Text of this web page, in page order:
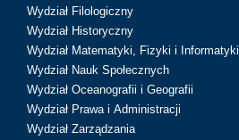
Wydział Filologiczny
Wydział Historyczny
Wydział Matematyki, Fizyki i Informatyki
Wydział Nauk Społecznych
Wydział Oceanografii i Geografii
Wydział Prawa i Administracji
Wydział Zarządzania